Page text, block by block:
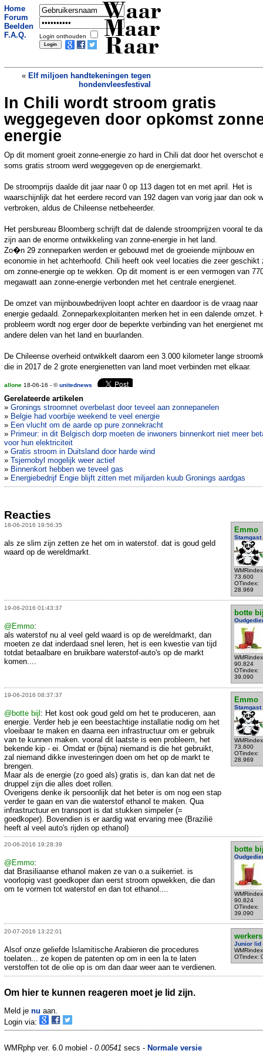
Home
Forum
Beelden
F.A.Q.
Login onthouden
Waar
Maar
Raar
« Elf miljoen handtekeningen tegen
hondenvleesfestival
Vluchtelingenbaby geboren aan boord
Nederlands marinefregat»
In Chili wordt stroom gratis
weggegeven door opkomst
energie
Op dit moment groeit zonne-energie zo hard in Chili dat door het overschot
soms gratis stroom werd weggegeven op de energiemarkt.
De stroomprijs daalde dit jaar naar 0 op 113 dagen tot en met april. Het is
waarschijnlijk dat het eerdere record van 192 dagen van vorig jaar dan ook
verbroken, aldus de Chileense netbeheerder.
Het persbureau Bloomberg schrijft dat de dalende stroomprijzen vooral te
zijn aan de enorme ontwikkeling van zonne-energie in het land.
Zo�n 29 zonneparken werden er gebouwd met de groeiende mijnbouw en
economie in het achterhoofd. Chili heeft ook veel locaties die zeer geschikt
om zonne-energie op te wekken. Op dit moment is er een vermogen van
megawatt aan zonne-energie verbonden met het centrale energienet.
De omzet van mijnbouwbedrijven loopt achter en daardoor is de vraag naar
energie gedaald. Zonneparkexploitanten merken het in een dalende omzet.
probleem wordt nog erger door de beperkte verbinding van het energienet
andere delen van het land en buurlanden.
De Chileense overheid ontwikkelt daarom een 3.000 kilometer lange
die in 2017 de 2 grote energienetten van land moet verbinden met elkaar.
allone 18-06-16 - ©unitednews
Gerelateerde artikelen
» Gronings stroomnet overbelast door teveel aan zonnepanelen
» Belgie had voorbije weekend te veel energie
» Een vlucht om de aarde op pure zonnekracht
» Primeur: in dit Belgisch dorp moeten de inwoners binnenkort niet meer
voor hun elektriciteit
» Gratis stroom in Duitsland door harde wind
» Tsjernobyl mogelijk weer actief
» Binnenkort hebben we teveel gas
» Energiebedrijf Engie blijft zitten met miljarden kuub Gronings aardgas
Reacties
18-06-2016 19:56:35
Emmo
Stamgast
73.600
OTindex:
28.969
als ze slim zijn zetten ze het om in waterstof. dat is goud geld
waard op de wereldmarkt.
19-06-2016 01:43:37
botte
90.824
OTindex:
39.090
@Emmo:
als waterstof nu al veel geld waard is op de wereldmarkt, dan
moeten ze dat inderdaad snel leren, het is een kwestie van tijd
totdat betaalbare en bruikbare waterstof-auto's op de markt
komen....
19-06-2016 08:37:37
Emmo
Stamgast
73.600
OTindex:
28.969
@botte bijl : Het kost ook goud geld om het te produceren, aan
energie. Verder heb je een beestachtige installatie nodig om het
vloeibaar te maken en daarna een infrastructuur om er gebruik
van te kunnen maken. vooral dit laatste is een probleem, het
bekende kip - ei. Omdat er (bijna) niemand is die het gebruikt,
zal niemand dikke investeringen doen om het op de markt te
brengen.
Maar als de energie (zo goed als) gratis is, dan kan dat net de
druppel zijn die alles doet rollen.
Overigens denke ik persoonlijk dat het beter is om nog een stap
verder te gaan en van die waterstof ethanol te maken. Qua
infrastructuur en transport is dat stukken simpeler (=
goedkoper). Bovendien is er aardig wat ervaring mee (Brazilië
heeft al veel auto's rijden op ethanol)
20-06-2016 19:28:39
botte
90.824
OTindex:
39.090
@Emmo:
dat Brasiliaanse ethanol maken ze van o.a suikerriet. is
voorlopig vast goedkoper dan eerst stroom opwekken, die dan
om te vormen tot waterstof en dan tot ethanol....
20-07-2016 13:22:01
werkers
Junior lid
OTindex:
Alsof onze geliefde Islamitische Arabieren die procedures
toelaten... ze kopen de patenten op om in een la te laten
verstoffen tot de olie op is om dan daar weer aan te verdienen.
Om hier te kunnen reageren moet je lid zijn.
Meld je nu aan.
Login via:
WMRphp ver. 6.0 mobiel - 0.00541 secs - Normale versie